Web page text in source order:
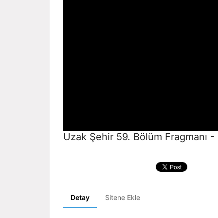
Uzak Şehir 59. Bölüm Fragmanı -
Detay Sitene Ekle